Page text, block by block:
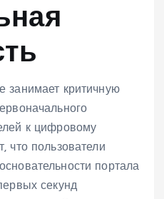
занимает критичную
к цифровому
что пользователи
портала
секунд